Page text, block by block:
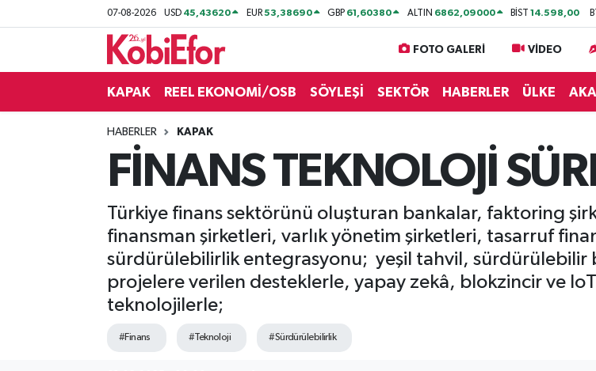
07-08-2026 USD 45,43620 EUR53,38690 GBP 61,60380 ALTIN 6862,09000 BİST14.598,00
FOTO GALERİ VİDEO
KAPAK REEL EKONOMİ/OSB SÖYLEŞİ SEKTÖR HABERLER ÜLKE
HABERLER KAPAK
FİNANS TEKNOLOJİ
Türkiye finans sektörünü oluşturan bankalar, faktoring
finansman şirketleri, varlık yönetim şirketleri, tasarruf
sürdürülebilirlik entegrasyonu; yeşil tahvil, sürdürülebilir
projelere verilen desteklerle, yapay zekâ, blokzincir ve
teknolojilerle;
#Finans #Teknoloji #Sürdürülebilirlik
BİLİŞİM PANO
HABERLER